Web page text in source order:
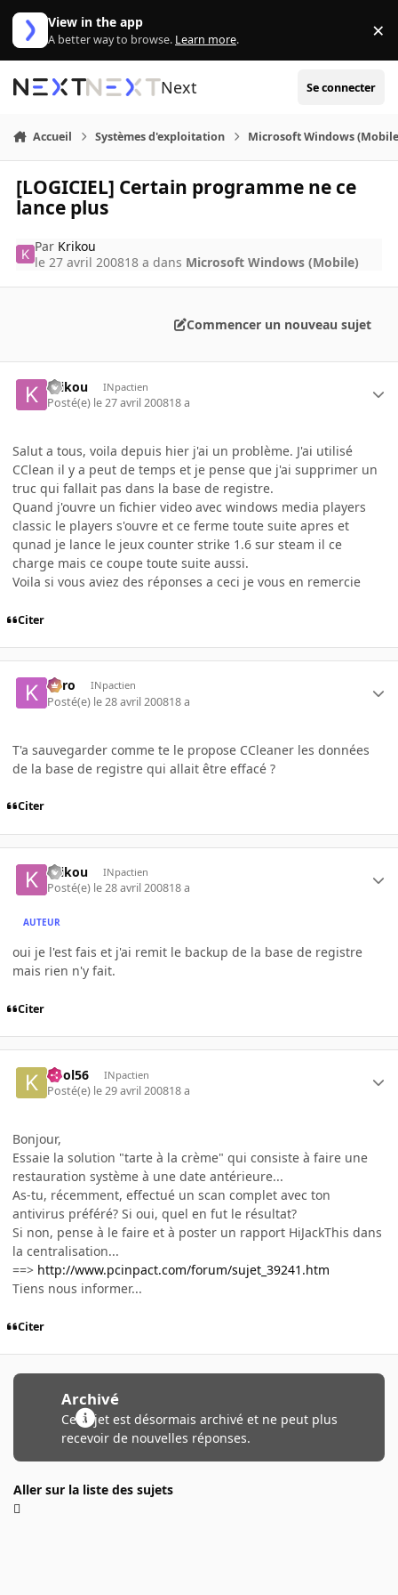
Aller au contenu
View in the app
A better way to browse. Learn more. ×
Next Se connecter
Accueil Systèmes d'exploitation Microsoft Windows
[LOGICIEL] Certain programme ne ce
lance plus
Par Krikou
le 27 avril 200818 a dans Microsoft Windows (Mobile)
Commencer un nouveau sujet
Krikou INpactien
Posté(e) le 27 avril 200818 a
Salut a tous, voila depuis hier j'ai un problème. J'ai utilisé
CClean il y a peut de temps et je pense que j'ai supprimer un
truc qui fallait pas dans la base de registre.
Quand j'ouvre un fichier video avec windows media players
classic le players s'ouvre et ce ferme toute suite apres et
qunad je lance le jeux counter strike 1.6 sur steam il ce
charge mais ce coupe toute suite aussi.
Voila si vous aviez des réponses a ceci je vous en remercie
Citer
kyro INpactien
Posté(e) le 28 avril 200818 a
T'a sauvegarder comme te le propose CCleaner les données
de la base de registre qui allait être effacé ?
Citer
Krikou INpactien
Posté(e) le 28 avril 200818 a
AUTEUR
oui je l'est fais et j'ai remit le backup de la base de registre
mais rien n'y fait.
Citer
kool56 INpactien
Posté(e) le 29 avril 200818 a
Bonjour,
Essaie la solution "tarte à la crème" qui consiste à faire une
restauration système à une date antérieure...
As-tu, récemment, effectué un scan complet avec ton
antivirus préféré? Si oui, quel en fut le résultat?
Si non, pense à le faire et à poster un rapport HiJackThis dans
la centralisation...
==> http://www.pcinpact.com/forum/sujet_39241.htm
Tiens nous informer...
Citer
Archivé
Ce sujet est désormais archivé et ne peut plus
recevoir de nouvelles réponses.
Aller sur la liste des sujets